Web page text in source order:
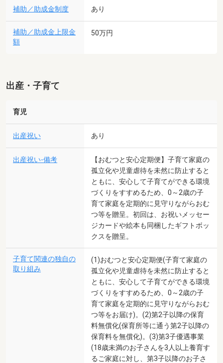
補助／助成金制度 あり
補助／助成金上限金
額
50万円
出産・子育て
育児
出産祝い あり
出産祝い-備考
【おむつと安心定期便】子育て家庭の
孤立化や児童虐待を未然に防止すると
ともに、安心して子育てができる環境
づくりをすすめるため、0～2歳の子
育て家庭を定期的に見守りながらおむ
つ等を贈呈。初回は、お祝いメッセー
ジカードや絵本も同梱したギフトボッ
クスを贈呈。
子育て関連の独自の
取り組み
(1)おむつと安心定期便(子育て家庭の
孤立化や児童虐待を未然に防止すると
ともに、安心して子育てができる環境
づくりをすすめるため、0～2歳の子
育て家庭を定期的に見守りながらおむ
つ等をお届け)。(2)第2子以降の保育
料無償化(保育所等に通う第2子以降の
保育料を無償化)。(3)第3子優遇事業
(18歳未満のお子さんを3人以上養育す
るご家庭に対し、第3子以降のお子さ